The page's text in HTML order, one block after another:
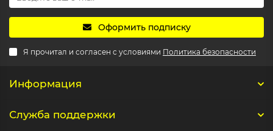
Оформить подписку
Я прочитал и согласен с условиями Политика безопасности
Информация
Служба поддержки